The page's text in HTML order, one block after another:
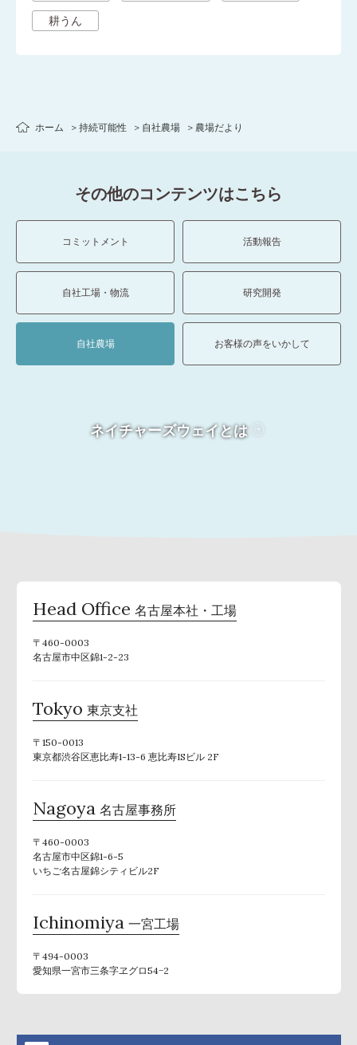
耕うん
ホーム 持続可能性 自社農場 農場だより
その他のコンテンツはこちら
コミットメント 活動報告
自社工場・物流 研究開発
自社農場 お客様の声をいかして
ネイチャーズウェイとは
Head Office 名古屋本社・工場
〒460-0003
名古屋市中区錦1-2-23
Tokyo 東京支社
〒150-0013
東京都渋谷区恵比寿1-13-6 恵比寿ISビル 2F
Nagoya 名古屋事務所
〒460-0003
名古屋市中区錦1-6-5
いちご名古屋錦シティビル2F
Ichinomiya 一宮工場
〒494-0003
愛知県一宮市三条字ヱグロ54−2